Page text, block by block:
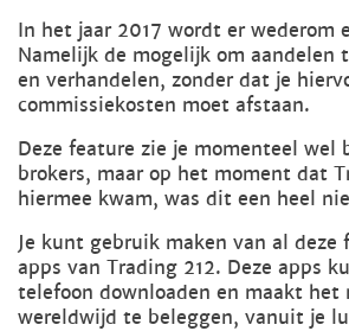
In het jaar 2017 wordt er wederom
Namelijk de mogelijk om aandelen
en verhandelen, zonder dat je
commissiekosten moet afstaan.
Deze feature zie je momenteel wel
brokers, maar op het moment dat
hiermee kwam, was dit een heel
Je kunt gebruik maken van al deze
apps van Trading 212. Deze apps
telefoon downloaden en maakt het
wereldwijd te beleggen, vanuit je